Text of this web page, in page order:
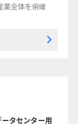
業全体を俯瞰
ータセンター用